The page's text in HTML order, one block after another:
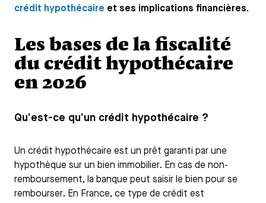
crédit hypothécaire et ses implications financières.
Les bases de la fiscalité
du crédit hypothécaire
en 2026
Qu’est-ce qu’un crédit hypothécaire ?
Un crédit hypothécaire est un prêt garanti par une
hypothèque sur un bien immobilier. En cas de non-
remboursement, la banque peut saisir le bien pour se
rembourser. En France, ce type de crédit est